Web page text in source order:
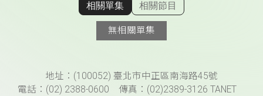
顯示相關單集
相關單集 相關節目
無相關單集
頁尾資訊地址：(100052) 臺北市中正區南海路45號
電話：(02) 2388-0600 傳真：(02)2389-3126 TANET